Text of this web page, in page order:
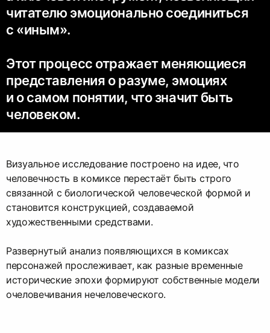
читателю эмоционально соединиться
с «иным».
Этот процесс отражает меняющиеся
представления о разуме, эмоциях
и о самом понятии, что значит быть
человеком.
Визуальное исследование построено на идее, что
человечность в комиксе перестаёт быть строго
связанной с биологической человеческой формой и
становится конструкцией, создаваемой
художественными средствами.
Развернутый анализ появляющихся в комиксах
персонажей прослеживает, как разные временные
исторические эпохи формируют собственные модели
очеловечивания нечеловеческого.